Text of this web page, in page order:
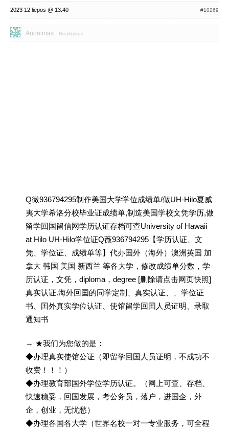
2023 12 liepos @ 13:40 #10269
Anonimas Neaktyvus
Q微936794295制作美国大学学位成绩单/做UH-Hilo夏威
夷大学希洛分校毕业证成绩单,制造美国学校文凭学历,做
留学回国留信网学历认证存档可查University of Hawaii
at Hilo UH-Hilo学位证Q薇936794295【学历认证、文
凭、学位证、成绩单等】代办国外（海外）澳洲英国 加
拿大 韩国 美国 新西兰 等各大学，修改成绩单分数，学
历认证，文凭，diploma，degree [删除请点击网页快照]
真实认证.海外回囯的同学定制、真实认证、、学位证
书、囯外真实学位认证、使馆留学回囯人员证明、录取
通知书
→ ★我们为您做的是：
◆办理真实使馆公证（即留学回国人员证明，不成功不
收费！！！）
◆办理教育部国外学位学历认证。（网上可查、存档、
快速稳妥，回国发展，考公务员，落户，进国企，外
企，创业，无忧愁）
◆办理各国各大学（世界名校一对一专业服务，可全程